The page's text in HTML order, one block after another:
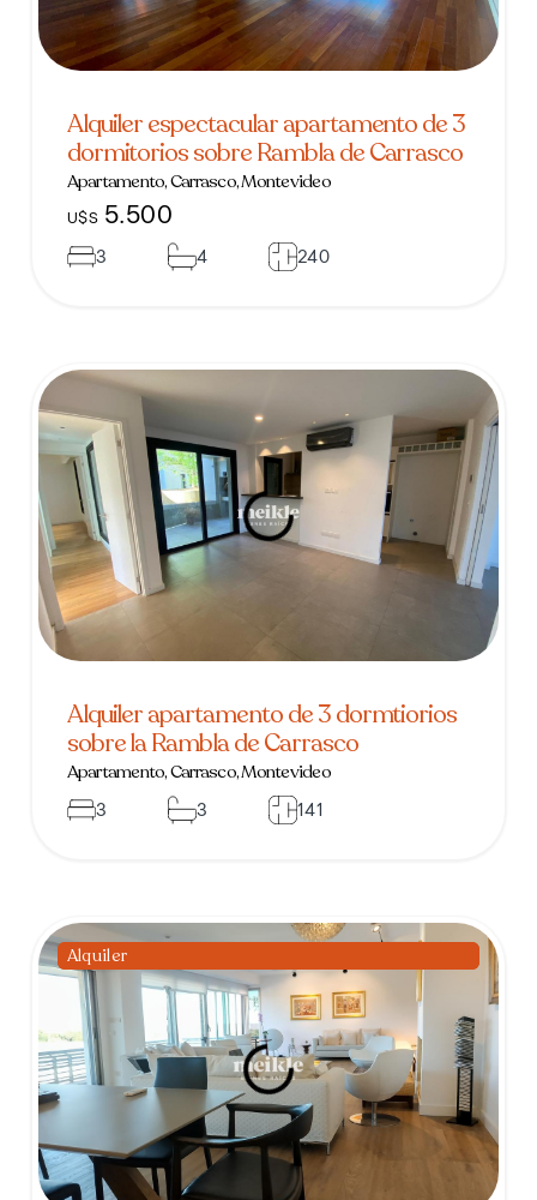
Alquiler espectacular apartamento de 3
dormitorios sobre Rambla de Carrasco
Apartamento, Carrasco, Montevideo
U$S 5.500
3 4 240
Alquiler apartamento de 3 dormtiorios
sobre la Rambla de Carrasco
Apartamento, Carrasco, Montevideo
3 3 141
Venta
Alquiler